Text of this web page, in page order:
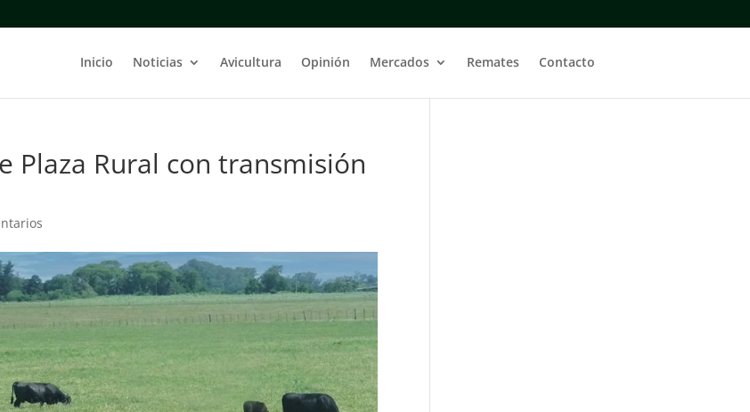
Inicio Noticias Avicultura Opinión Mercados Remates Contacto
Plaza Rural con transmisión